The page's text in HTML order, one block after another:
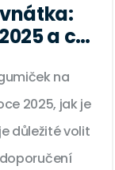
a co
na
2025, jak je
důležité volit